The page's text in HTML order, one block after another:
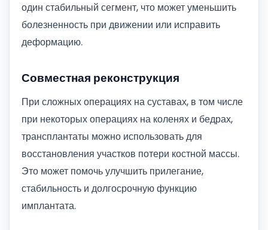
один стабильный сегмент, что может уменьшить
болезненность при движении или исправить
деформацию.
Совместная реконструкция
При сложных операциях на суставах, в том числе
при некоторых операциях на коленях и бедрах,
трансплантаты можно использовать для
восстановления участков потери костной массы.
Это может помочь улучшить прилегание,
стабильность и долгосрочную функцию
имплантата.